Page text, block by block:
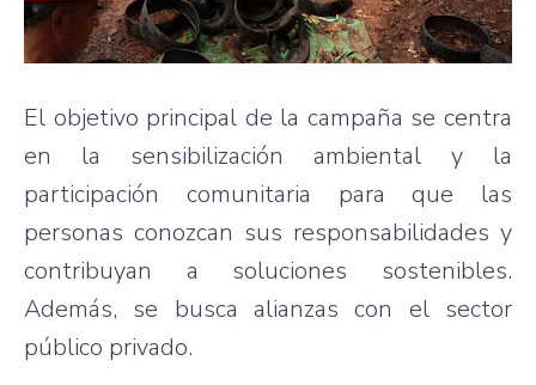
El objetivo principal de la campaña se centra
en la sensibilización ambiental y la
participación comunitaria para que las
personas conozcan sus responsabilidades y
contribuyan a soluciones sostenibles.
Además, se busca alianzas con el sector
público privado.